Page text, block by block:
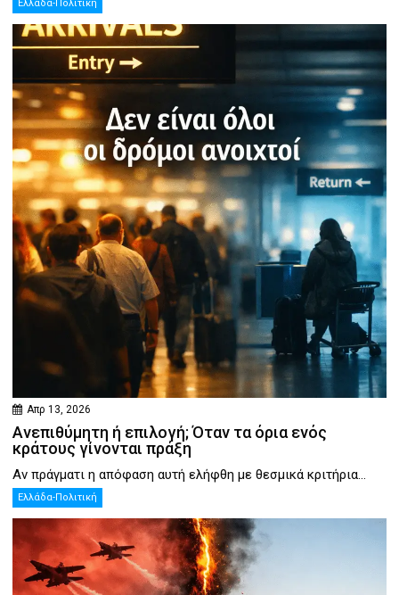
Ελλάδα-Πολιτική
Απρ 13, 2026
Ανεπιθύμητη ή επιλογή; Όταν τα όρια ενός
κράτους γίνονται πράξη
Αν πράγματι η απόφαση αυτή ελήφθη με θεσμικά κριτήρια...
Ελλάδα-Πολιτική